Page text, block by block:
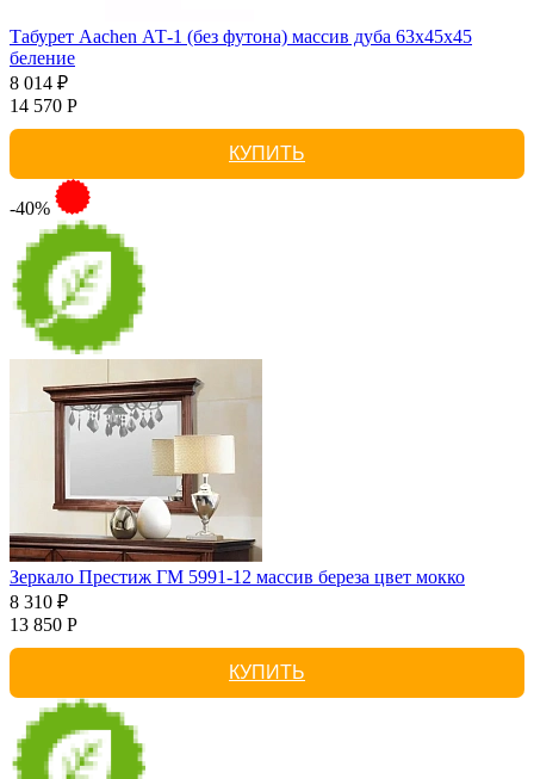
Табурет Aachen АТ-1 (без футона) массив дуба 63х45х45
беление
8 014 ₽
14 570 Р
КУПИТЬ
-40%
Зеркало Престиж ГМ 5991-12 массив береза цвет мокко
8 310 ₽
13 850 Р
КУПИТЬ